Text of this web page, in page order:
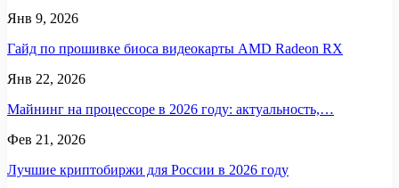
Янв 9, 2026
Гайд по прошивке биоса видеокарты AMD Radeon RX
Янв 22, 2026
Майнинг на процессоре в 2026 году: актуальность,…
Фев 21, 2026
Лучшие криптобиржи для России в 2026 году